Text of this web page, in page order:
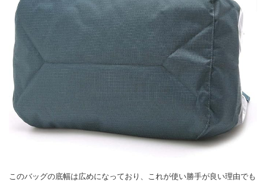
このバッグの底幅は広めになっており、これが使い勝手が良い理由でも